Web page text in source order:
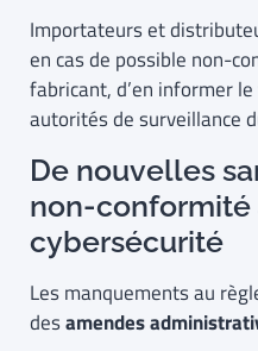
Importateurs et
en cas de possible non-
fabricant, d’en informer
autorités de surveillance
De nouvelles
non-conformité
cybersécurité
Les manquements au
desamendes